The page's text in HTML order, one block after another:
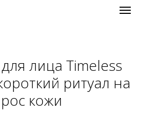
лица Timeless
ритуал на
кожи